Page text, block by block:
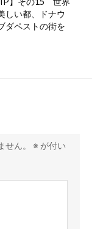
しい都、ドナウ
ダペストの街を
ん。 ※ が付い